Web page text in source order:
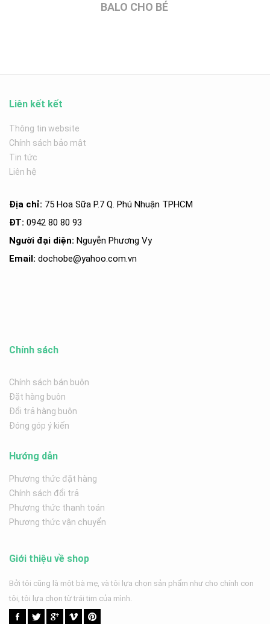
BALO CHO BÉ
Liên kết kết
Thông tin website
Chính sách bảo mật
Tin tức
Liên hệ
Địa chỉ: 75 Hoa Sữa P.7 Q. Phú Nhuận TPHCM
ĐT: 0942 80 80 93
Người đại diện: Nguyễn Phương Vy
Email: dochobe@yahoo.com.vn
Chính sách
Chính sách bán buôn
Đặt hàng buôn
Đổi trả hàng buôn
Đóng góp ý kiến
Hướng dẫn
Phương thức đặt hàng
Chính sách đổi trả
Phương thức thanh toán
Phương thức vận chuyển
Giới thiệu về shop
Bởi tôi cũng là một bà mẹ, và tôi lựa chọn sản phẩm như cho chính con
tôi, tôi lựa chọn từ trái tim của mình.